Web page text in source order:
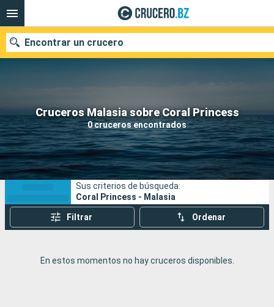
Cruceros Malasia sobre Coral Princess
0 cruceros encontrados
Encontrar un crucero
Nuestros destinos
Fecha de salida
Puertos Compañías
Buscar
Sus criterios de búsqueda:
Coral Princess - Malasia
Filtrar Ordenar
En estos momentos no hay cruceros disponibles.